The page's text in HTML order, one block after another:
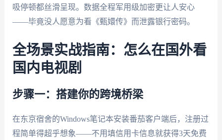
吸停顿都丝滑呈现。数据全程军用级加密更让人安心
——毕竟没人愿意为看《甄嬛传》而泄露银行密码。
全场景实战指南：怎么在国外看
国内电视剧
步骤一：搭建你的跨境桥梁
在东京宿舍的Windows笔记本安装番茄客户端后，注册过
程简单得超乎想象——不用填信用卡信息就获得3天免费